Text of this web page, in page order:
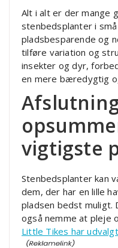
Alt i alt er der mange
stenbedsplanter i
pladsbesparende og
tilføre variation og
insekter og dyr,
en mere bæredygtig
vigtigste
Stenbedsplanter kan
dem, der har en lille
pladsen bedst muligt.
også nemme at pleje
Little Tikes har